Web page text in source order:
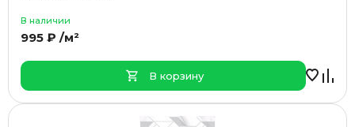
В наличии
995 ₽ /м²
В корзину